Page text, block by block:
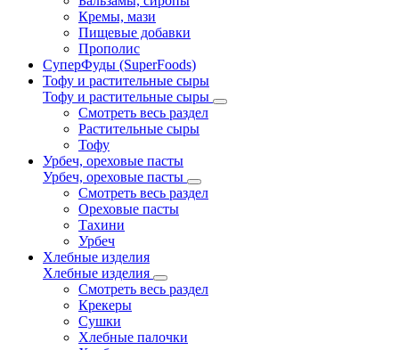
Кремы, мази
Пищевые добавки
Прополис
СуперФуды (SuperFoods)
Тофу и растительные сыры
Тофу и растительные сыры
Смотреть весь раздел
Растительные сыры
Тофу
Урбеч, ореховые пасты
Урбеч, ореховые пасты
Смотреть весь раздел
Ореховые пасты
Тахини
Урбеч
Хлебные изделия
Хлебные изделия
Смотреть весь раздел
Крекеры
Сушки
Хлебные палочки